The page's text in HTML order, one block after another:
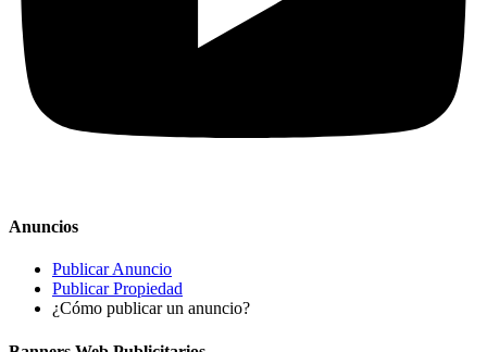
Anuncios
Publicar Anuncio
Publicar Propiedad
¿Cómo publicar un anuncio?